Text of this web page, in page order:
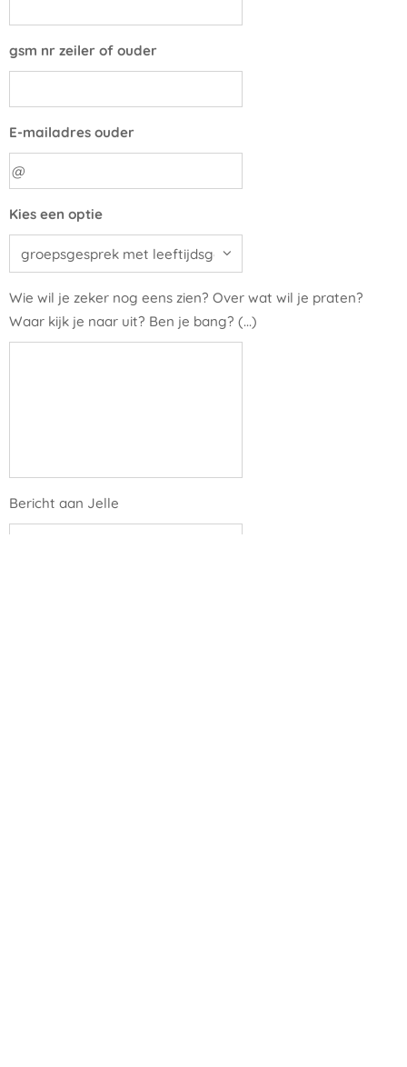
gsm nr zeiler of ouder
E-mailadres ouder
Kies een optie
Wie wil je zeker nog eens zien? Over wat wil je praten?
Waar kijk je naar uit? Ben je bang? (...)
Bericht aan Jelle